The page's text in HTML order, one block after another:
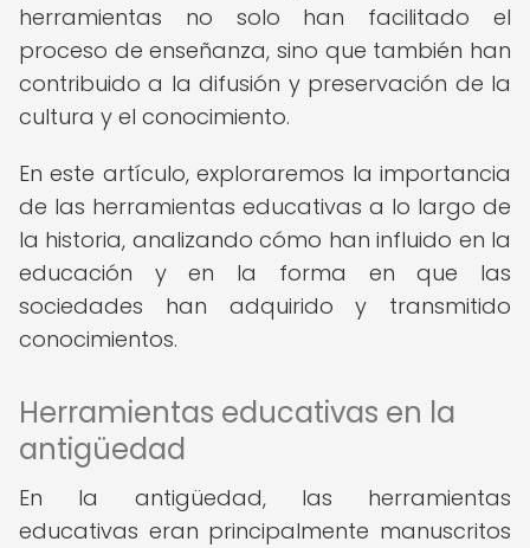
herramientas no solo han facilitado el
proceso de enseñanza, sino que también han
contribuido a la difusión y preservación de la
cultura y el conocimiento.
En este artículo, exploraremos la importancia
de las herramientas educativas a lo largo de
la historia, analizando cómo han influido en la
educación y en la forma en que las
sociedades han adquirido y transmitido
conocimientos.
Herramientas educativas en la
antigüedad
En la antigüedad, las herramientas
educativas eran principalmente manuscritos